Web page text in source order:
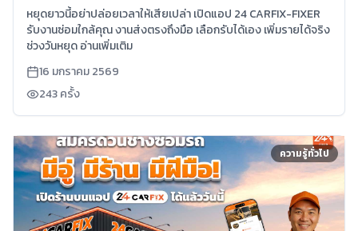
หยุดยาวนี้อย่าปล่อยเวลาให้เสียเปล่า เปิดแอป 24 CARFIX-FIXER
รับงานซ่อมใกล้คุณ งานส่งตรงถึงมือ เลือกรับได้เอง เพิ่มรายได้จริง
ช่วงวันหยุด อ่านเพิ่มเติม
16 มกราคม 2569
243ครั้ง
ความรู้ทั่วไป